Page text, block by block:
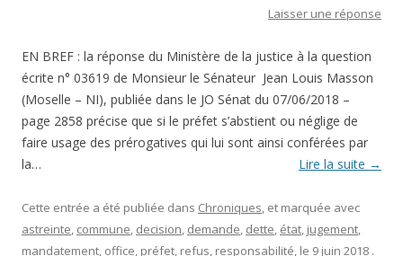
Laisser une réponse
EN BREF : la réponse du Ministère de la justice à la question
écrite n° 03619 de Monsieur le Sénateur Jean Louis Masson
(Moselle – NI), publiée dans le JO Sénat du 07/06/2018 –
page 2858 précise que si le préfet s’abstient ou néglige de
faire usage des prérogatives qui lui sont ainsi conférées par
la…
Lire la suite →
Cette entrée a été publiée dans Chroniques , et marquée avec
astreinte commune decision demande dette état jugement
mandatement office préfet refus responsabilité , le 9 juin 2018 .